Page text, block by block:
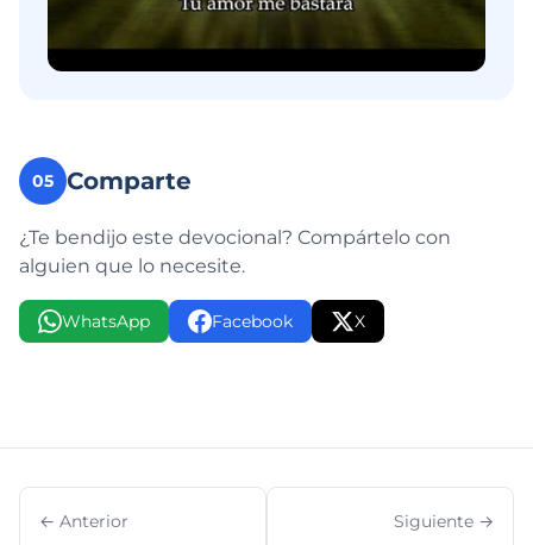
05 Comparte
¿Te bendijo este devocional? Compártelo con
alguien que lo necesite.
WhatsApp Facebook X
← Anterior
Siguiente →